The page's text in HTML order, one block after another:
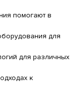
помогают в
для
для различных
к